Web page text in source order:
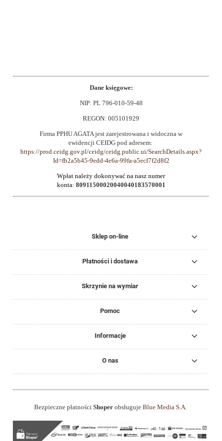
Dane księgowe:
NIP: PL 796-010-59-48
REGON: 005101929
Firma PPHU AGATA jest zarejestrowana i widoczna w
ewidencji CEIDG pod adresem:
https://prod.ceidg.gov.pl/ceidg/ceidg.public.ui/SearchDetails.aspx?
Id=fb2a5b45-9edd-4e6a-99fa-a5ecf7f2d8f2
Wpłat należy dokonywać na nasz numer
konta: 80911500020040040183570001
Sklep on-line
Płatności i dostawa
Skrzynie na wymiar
Pomoc
Informacje
O nas
Bezpieczne płatności Shoperobsługuje Blue Media S.A.